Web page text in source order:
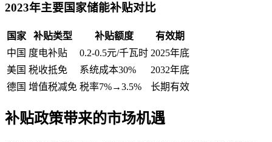
2023年主要国家储能补贴对比
国家 补贴类型 补贴额度
有效期
中国 度电补贴 0.2-0.5元/千瓦时 2025年底
美国 税收抵免 系统成本30%
2032年底
德国 增值税减免 税率7%→3.5% 长期有效
补贴政策带来的市场机遇